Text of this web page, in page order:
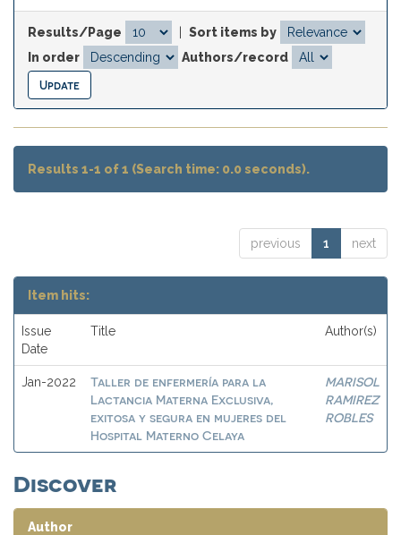
Results/Page
Sort items by
In order
Authors/record
Results 1-1 of 1 (Search time: 0.0 seconds).
previous 1 next
Item hits:
Issue
Date
Title Author(s)
Jan-2022
Taller de enfermería para la
Lactancia Materna Exclusiva,
exitosa y segura en mujeres del
Hospital Materno Celaya
MARISOL
RAMIREZ
ROBLES
Discover
Author